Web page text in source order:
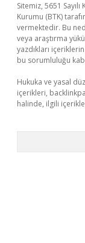
Sitemiz, 5651
Kurumu (BTK)
vermektedir. Bu
veya araştırma
yazdıkları
bu sorumluluğu
Hukuka ve yasal
içerikleri,
halinde, ilgili